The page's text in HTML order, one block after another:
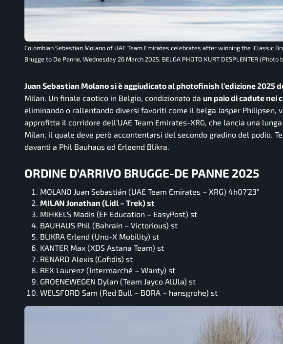
Colombian Sebastian Molano of UAE Team Emirates celebrates after winning the 'Classic
Brugge to De Panne, Wednesday 26 March 2025. BELGA PHOTO KURT DESPLENTER (Photo
Juan Sebastian Molano si è aggiudicato al photofinish l’edizione 2025
Milan. Un finale caotico in Belgio, condizionato da un paio di cadute nei
eliminando o rallentando diversi favoriti come il belga Jasper Philipsen,
approfitta il corridore dell’UAE Team Emirates-XRG, che lancia una
Milan, il quale deve però accontentarsi del secondo gradino del podio.
davanti a Phil Bauhaus ed Erleend Blikra.
ORDINE D’ARRIVO BRUGGE-DE PANNE 2025
MOLANO Juan Sebastián (UAE Team Emirates – XRG) 4h07’23”
MILAN Jonathan (Lidl – Trek) st
MIHKELS Madis (EF Education – EasyPost) st
BAUHAUS Phil (Bahrain – Victorious) st
BLIKRA Erlend (Uno-X Mobility) st
KANTER Max (XDS Astana Team) st
RENARD Alexis (Cofidis) st
REX Laurenz (Intermarché – Wanty) st
GROENEWEGEN Dylan (Team Jayco AlUla) st
WELSFORD Sam (Red Bull – BORA – hansgrohe) st